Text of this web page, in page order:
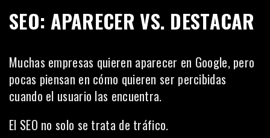
SEO: APARECER VS. DESTACAR
Muchas empresas quieren aparecer en Google, pero
pocas piensan en cómo quieren ser percibidas
cuando el usuario las encuentra.
El SEO no solo se trata de tráfico.